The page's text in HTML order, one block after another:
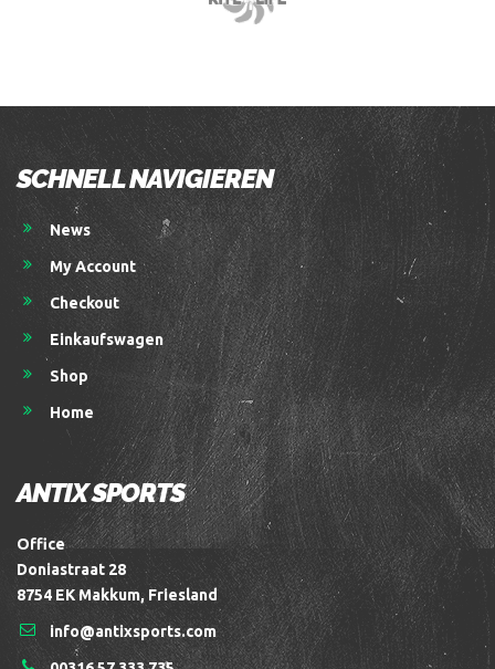
SCHNELL NAVIGIEREN
News
My Account
Checkout
Einkaufswagen
Shop
Home
ANTIX SPORTS
Office
Doniastraat 28
8754 EK Makkum, Friesland
info@antixsports.com